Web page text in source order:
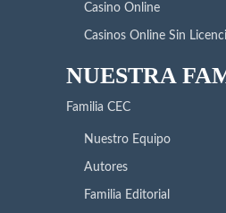
Casino Online
Casinos Online Sin
NUESTRA
Familia CEC
Nuestro Equipo
Autores
Familia Editorial